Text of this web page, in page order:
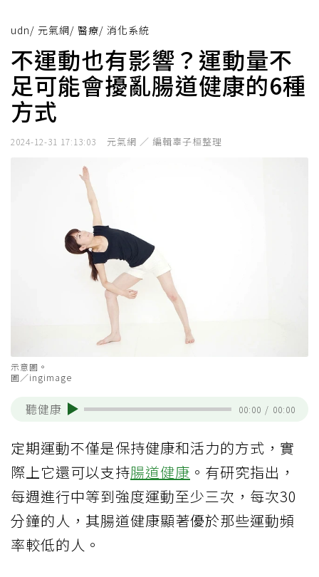
udn/ 元氣網/ 醫療/ 消化系統
不運動也有影響？運動量不
足可能會擾亂腸道健康的6種
方式
2024-12-31 17:13:03 元氣網 ／ 編輯辜子桓整理
示意圖。
圖／ingimage
聽健康 00:00 / 00:00
定期運動不僅是保持健康和活力的方式，實
際上它還可以支持腸道健康 。有研究指出，
每週進行中等到強度運動至少三次，每次30
分鐘的人，其腸道健康顯著優於那些運動頻
率較低的人。